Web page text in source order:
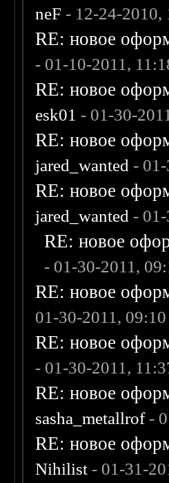
neF - 12-24-2010,
RE: новое
- 01-10-2011,
RE: новое
esk01 - 01-30-
RE: новое
jared_wanted -
RE: новое
jared_wanted -
RE: новое
- 01-30-2011,
RE: новое
01-30-2011,
RE: новое
- 01-30-2011,
RE: новое
sasha_metallrof-
RE: новое
Nihilist - 01-31-